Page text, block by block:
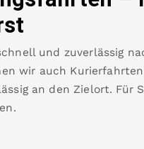
und zuverlässig
wir auch
an den Zielort. Für